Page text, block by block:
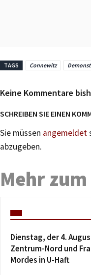
TAGS Connewitz
Keine Kommentare
SCHREIBEN SIE EINEN
Sie müssen angemeldet
abzugeben.
Mehr
Dienstag, der 4.
Zentrum-Nord und
Mordes in U-Haft